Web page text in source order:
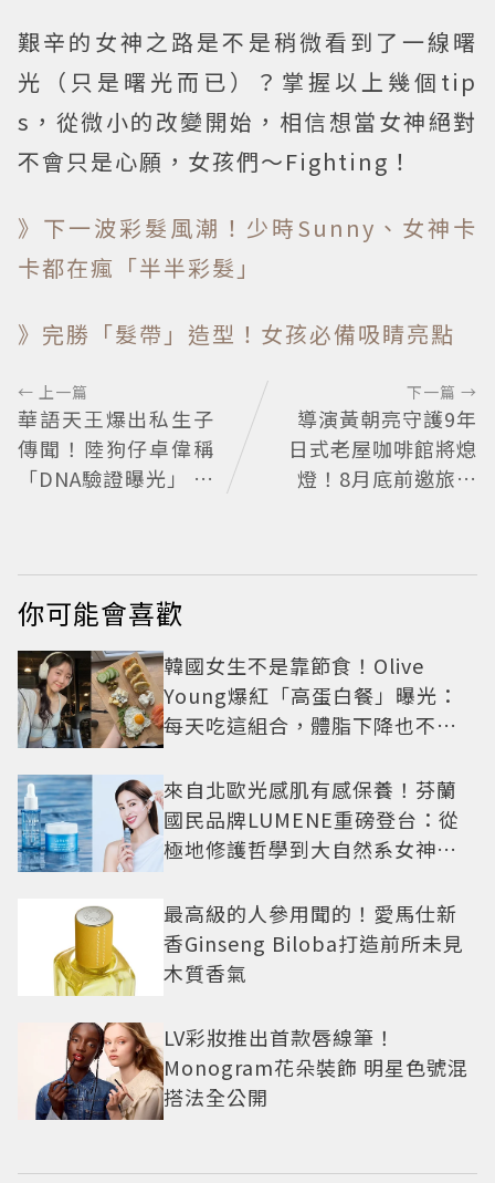
艱辛的女神之路是不是稍微看到了一線曙
光（只是曙光而已）？掌握以上幾個tip
s，從微小的改變開始，相信想當女神絕對
不會只是心願，女孩們～Fighting！
》下一波彩髮風潮！少時Sunny、女神卡
卡都在瘋「半半彩髮」
》完勝「髮帶」造型！女孩必備吸睛亮點
← 上一篇
華語天王爆出私生子
傳聞！陸狗仔卓偉稱
「DNA驗證曝光」 全
下一篇 →
導演黃朝亮守護9年
日式老屋咖啡館將熄
燈！8月底前邀旅人
你可能會喜歡
韓國女生不是靠節食！Olive
Young爆紅「高蛋白餐」曝光：
每天吃這組合，體脂下降也不怕
來自北歐光感肌有感保養！芬蘭
國民品牌LUMENE重磅登台：從
極地修護哲學到大自然系女神莫
最高級的人參用聞的！愛馬仕新
香Ginseng Biloba打造前所未見
木質香氣
LV彩妝推出首款唇線筆！
Monogram花朵裝飾 明星色號混
搭法全公開